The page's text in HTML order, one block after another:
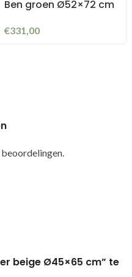
Ben groen Ø52×72 cm
€331,00
beoordelingen.
beige Ø45×65 cm” te